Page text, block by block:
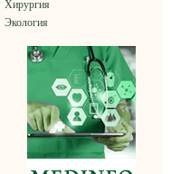
Хирургия
Экология